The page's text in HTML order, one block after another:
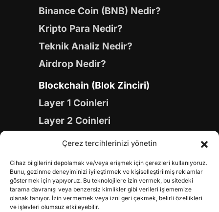
Çerez tercihlerinizi yönetin
Cihaz bilgilerini depolamak ve/veya erişmek için çerezleri kullanıyoruz.
Bunu, gezinme deneyiminizi iyileştirmek ve kişiselleştirilmiş reklamlar
göstermek için yapıyoruz. Bu teknolojilere izin vermek, bu sitedeki
tarama davranışı veya benzersiz kimlikler gibi verileri işlememize
olanak tanıyor. İzin vermemek veya izni geri çekmek, belirli özellikleri
ve işlevleri olumsuz etkileyebilir.
Binance Coin (BNB) Nedir?
Kripto Para Nedir?
Teknik Analiz Nedir?
Airdrop Nedir?
Blockchain (Blok Zinciri)
Layer 1 Coinleri
Layer 2 Coinleri
Yapay Zeka (AI) Coinleri
Gaming Coinleri
RWA Coinleri
DeFi Coinleri